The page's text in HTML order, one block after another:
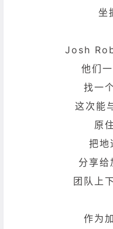
坐
Josh
他们
找一
这次能
原
把地
分享给
团队上
作为